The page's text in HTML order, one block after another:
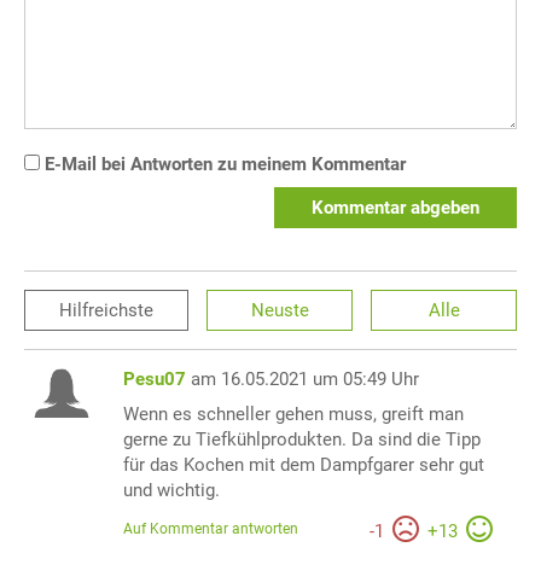
E-Mail bei Antworten zu meinem Kommentar
Kommentar abgeben
Hilfreichste Neuste Alle
Pesu07 am 16.05.2021 um 05:49 Uhr
Wenn es schneller gehen muss, greift man
gerne zu Tiefkühlprodukten. Da sind die Tipp
für das Kochen mit dem Dampfgarer sehr gut
und wichtig.
-1 +13
Auf Kommentar antworten